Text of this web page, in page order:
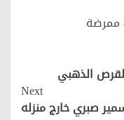
الذهبي
Next
صبري خارج منزله